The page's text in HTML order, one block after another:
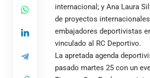
internacional; y Ana Laura
de proyectos
embajadores deportivistas
vinculado al RC Deportivo.
La apretada agenda
pasado martes 25 con un